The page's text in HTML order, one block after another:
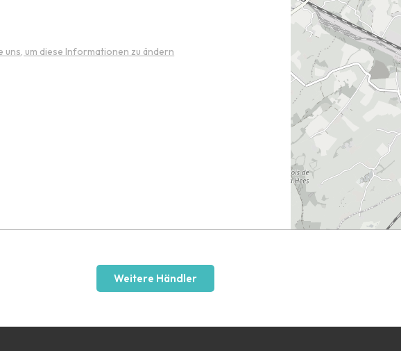
uns, um diese Informationen zu ändern
Weitere Händler